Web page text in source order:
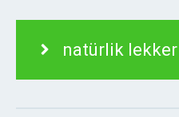
natürlik lekker